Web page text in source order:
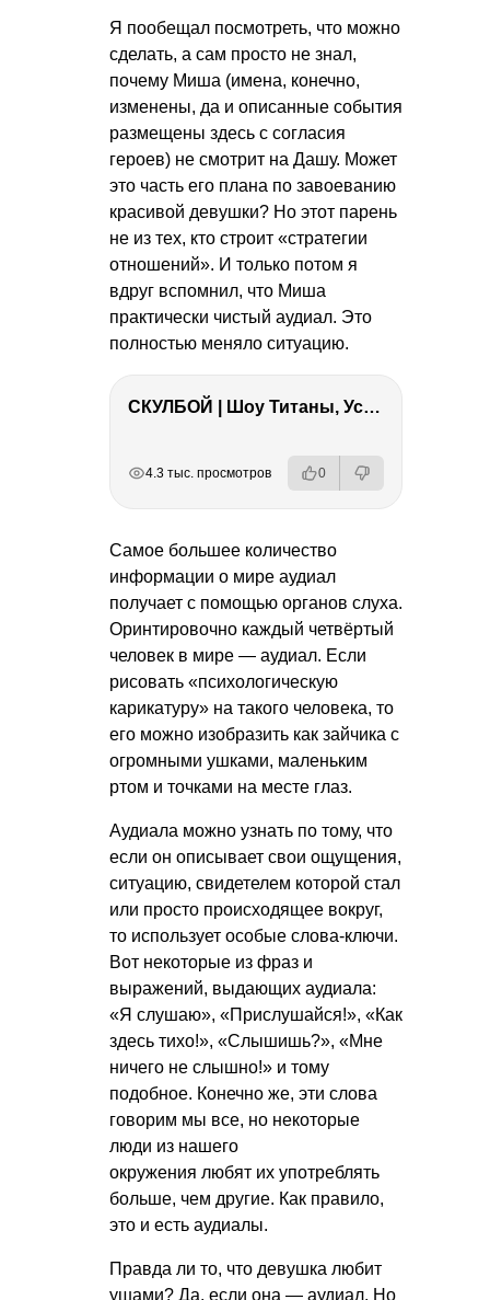
Я пообещал посмотреть, что можно
сделать, а сам просто не знал,
почему Миша (имена, конечно,
изменены, да и описанные события
размещены здесь с согласия
героев) не смотрит на Дашу. Может
это часть его плана по завоеванию
красивой девушки? Но этот парень
не из тех, кто строит «стратегии
отношений». И только потом я
вдруг вспомнил, что Миша
практически чистый аудиал. Это
полностью меняло ситуацию.
СКУЛБОЙ | Шоу Титаны, Усейн Болт, Ларрат, Зашквар!
4.3 тыс. просмотров 0
Самое большее количество
информации о мире аудиал
получает с помощью органов слуха.
Оринтировочно каждый четвёртый
человек в мире — аудиал. Если
рисовать «психологическую
карикатуру» на такого человека, то
его можно изобразить как зайчика с
огромными ушками, маленьким
ртом и точками на месте глаз.
Аудиала можно узнать по тому, что
если он описывает свои ощущения,
ситуацию, свидетелем которой стал
или просто происходящее вокруг,
то использует особые слова-ключи.
Вот некоторые из фраз и
выражений, выдающих аудиала:
«Я слушаю», «Прислушайся!», «Как
здесь тихо!», «Слышишь?», «Мне
ничего не слышно!» и тому
подобное. Конечно же, эти слова
говорим мы все, но некоторые
люди из нашего
окружения любят их употреблять
больше, чем другие. Как правило,
это и есть аудиалы.
Правда ли то, что девушка любит
ушами? Да, если она — аудиал. Но